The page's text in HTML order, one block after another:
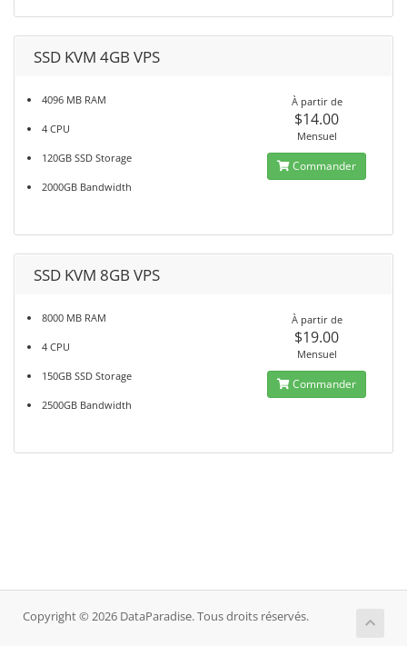
SSD KVM 4GB VPS
4096 MB RAM
4 CPU
120GB SSD Storage
2000GB Bandwidth
À partir de
$14.00
Mensuel
Commander
SSD KVM 8GB VPS
8000 MB RAM
4 CPU
150GB SSD Storage
2500GB Bandwidth
À partir de
$19.00
Mensuel
Commander
Copyright © 2026 DataParadise. Tous droits réservés.